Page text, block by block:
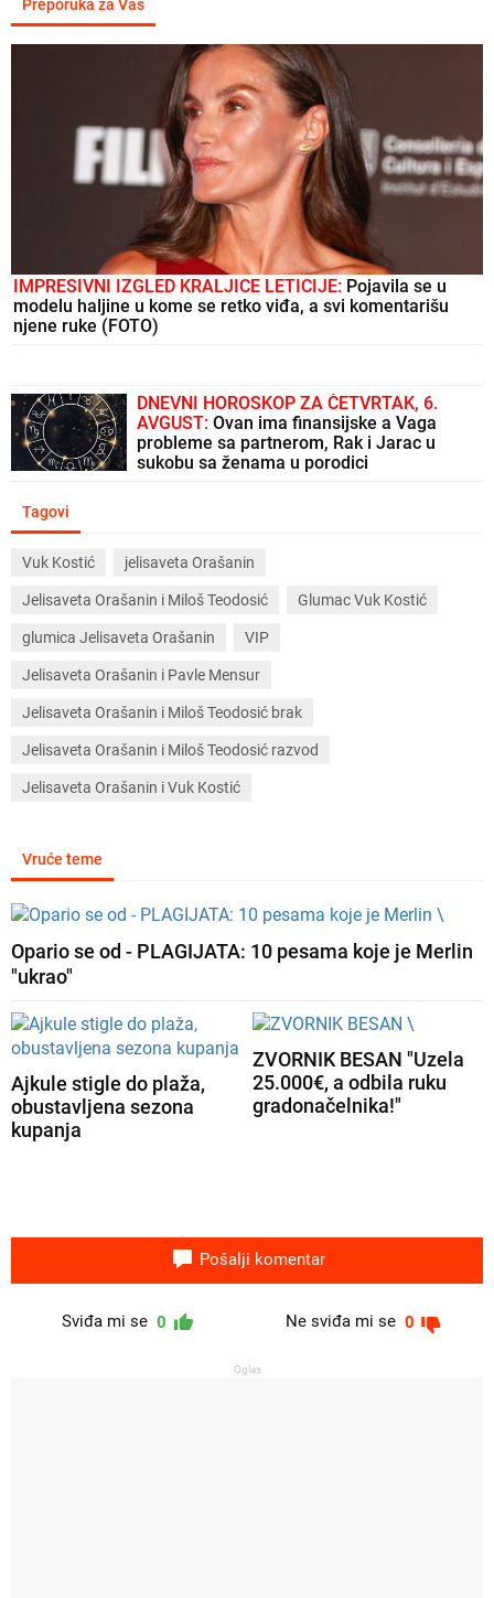
Preporuka za Vas
IMPRESIVNI IZGLED KRALJICE LETICIJE: Pojavila se u
modelu haljine u kome se retko viđa, a svi komentarišu
njene ruke (FOTO)
DNEVNI HOROSKOP ZA ČETVRTAK, 6.
AVGUST: Ovan ima finansijske a Vaga
probleme sa partnerom, Rak i Jarac u
sukobu sa ženama u porodici
Tagovi
Vuk Kostić jelisaveta Orašanin
Jelisaveta Orašanin i Miloš Teodosić Glumac Vuk Kostić
glumica Jelisaveta Orašanin VIP
Jelisaveta Orašanin i Pavle Mensur
Jelisaveta Orašanin i Miloš Teodosić brak
Jelisaveta Orašanin i Miloš Teodosić razvod
Jelisaveta Orašanin i Vuk Kostić
Vruće teme
Opario se od - PLAGIJATA: 10 pesama koje je Merlin
"ukrao"
Ajkule stigle do plaža,
obustavljena sezona
kupanja
ZVORNIK BESAN "Uzela
25.000€, a odbila ruku
gradonačelnika!"
Pošalji komentar
Sviđa mi se 0 Ne sviđa mi se 0
Oglas